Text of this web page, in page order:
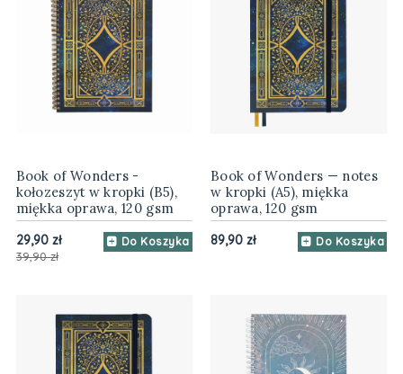
Book of Wonders -
kołozeszyt w kropki (B5),
miękka oprawa, 120 gsm
29,90 zł
39,90 zł
Do Koszyka
Book of Wonders — notes
w kropki (A5), miękka
oprawa, 120 gsm
89,90 zł Do Koszyka